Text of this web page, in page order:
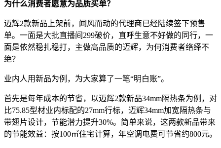
为什么消费者愿意为品质买单？
迈辉2款新品上架前，闻风而动的代理商已经陆续签下预售
单。一面是大批直播间299破价，直呼生意不好做的同行，一
面是依然稳扎稳打，主做高品质的迈辉，为何消费者络绎不
绝？
业内人用新品为例，为大家算了一笔“明白账”。
首先是每年成本的节省，以迈辉2款新品34mm隔热条为例，对
比75.85型材业内标配的27mm行标，迈辉34mm加宽隔热条与
带翅片设计，节能潜力提升30%。简单来说，这两款新品带来
的节能效益：按100㎡住宅计算，年空调电费可节省约800元。